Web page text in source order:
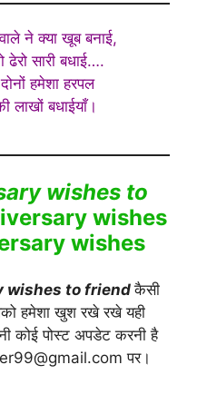
ने क्या खूब बनाई,
सारी बधाई….
हमेशा हरपल
लाखों बधाईयाँ।
wishes to
wishes
wishes
wishes to friend कैसी
हमेशा खुश रखे रखे यही
कोई पोस्ट अपडेट करनी है
पर।